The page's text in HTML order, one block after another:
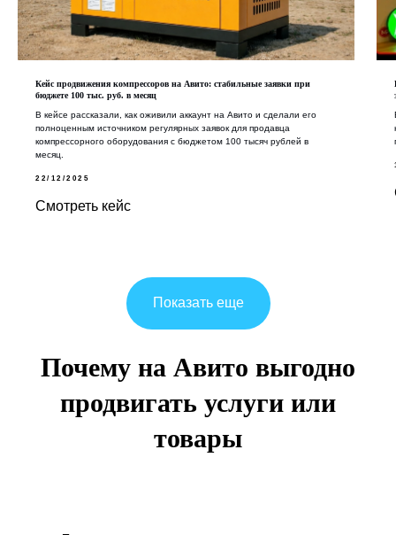
Кейс продвижения компрессоров на Авито: стабильные заявки при
бюджете 100 тыс. руб. в месяц
В кейсе рассказали, как оживили аккаунт на Авито и сделали его
полноценным источником регулярных заявок для продавца
компрессорного оборудования с бюджетом 100 тысяч рублей в
месяц.
22/12/2025
Смотреть кейс
Показать еще
Почему на Авито выгодно
продвигать услуги или
товары